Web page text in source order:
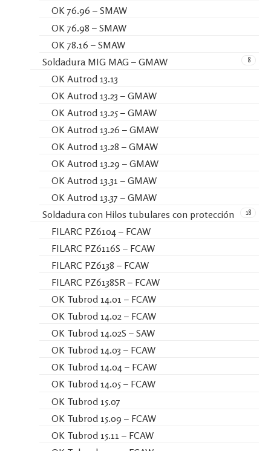
OK 76.96 – SMAW
OK 76.98 – SMAW
OK 78.16 – SMAW
8
Soldadura MIG MAG – GMAW
OK Autrod 13.13
OK Autrod 13.23 – GMAW
OK Autrod 13.25 – GMAW
OK Autrod 13.26 – GMAW
OK Autrod 13.28 – GMAW
OK Autrod 13.29 – GMAW
OK Autrod 13.31 – GMAW
OK Autrod 13.37 – GMAW
18
Soldadura con Hilos tubulares con protección
FILARC PZ6104 – FCAW
FILARC PZ6116S – FCAW
FILARC PZ6138 – FCAW
FILARC PZ6138SR – FCAW
OK Tubrod 14.01 – FCAW
OK Tubrod 14.02 – FCAW
OK Tubrod 14.02S – SAW
OK Tubrod 14.03 – FCAW
OK Tubrod 14.04 – FCAW
OK Tubrod 14.05 – FCAW
OK Tubrod 15.07
OK Tubrod 15.09 – FCAW
OK Tubrod 15.11 – FCAW